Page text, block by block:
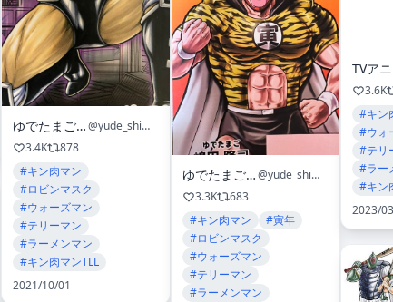
ゆでたまご嶋田
@yude_shimada
3.4K
878
#キン肉マン
#ロビンマスク
#ウォーズマン
#テリーマン
#ラーメンマン
#キン肉マンTLL
2021/10/01
ゆでたまご嶋田
@yude_shimada
3.3K
683
#キン肉マン
#寅年
#ロビンマスク
#ウォーズマン
#テリーマン
#ラーメンマン
3.6K
#キン
#ウォ
#テリ
#ラー
#キン
2023/